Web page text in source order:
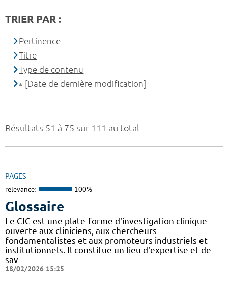
Résultats 51 à 75 sur 111 au total
PAGES
relevance: 100%
Glossaire
Le CIC est une plate-forme d'investigation clinique
ouverte aux cliniciens, aux chercheurs
fondamentalistes et aux promoteurs industriels et
institutionnels. Il constitue un lieu d'expertise et de
sav
18/02/2026 15:25
TRIER PAR :
Pertinence
Titre
Type de contenu
[Date de dernière modification]